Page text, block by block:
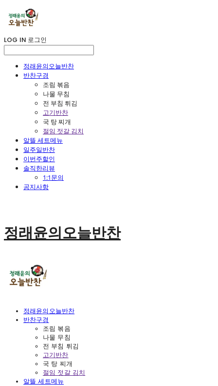
LOG IN 로그인
정래윤의오늘반찬
반찬구경
조림 볶음
나물 무침
전 부침 튀김
고기반찬
국 탕 찌개
절임 젓갈 김치
알뜰 세트메뉴
일주일반찬
이번주할인
솔직한리뷰
1:1문의
공지사항
정래윤의오늘반찬
정래윤의오늘반찬
반찬구경
조림 볶음
나물 무침
전 부침 튀김
고기반찬
국 탕 찌개
절임 젓갈 김치
알뜰 세트메뉴